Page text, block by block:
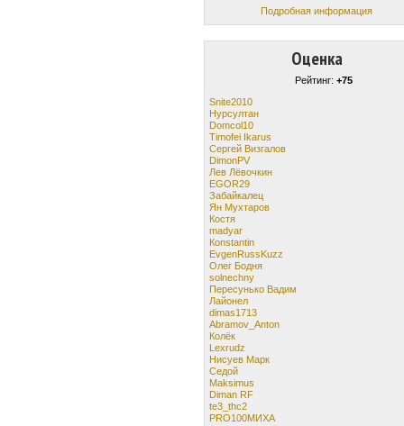
Подробная информация
Оценка
Рейтинг: +75
Snite2010
Нурсултан
Domcol10
Timofei Ikarus
Cергей Визгалов
DimonPV
Лев Лёвочкин
EGOR29
Забайкалец
Ян Мухтаров
Костя
madyar
Кonstantin
EvgenRussKuzz
Олег Бодня
solnechny
Пересунько Вадим
Лайонел
dimas1713
Abramov_Anton
Колёк
Lexrudz
Нисуев Марк
Cедой
Maksimus
Diman RF
te3_thc2
PRO100МИХА